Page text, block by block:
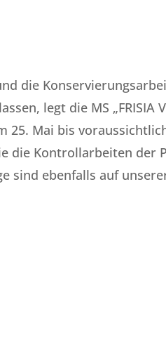
die
legt die MS „FRISIA
25. Mai bis
die Kontrollarbeiten der
sind ebenfalls auf